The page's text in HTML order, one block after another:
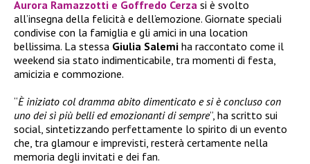
Aurora Ramazzotti e Goffredo Cerza si è svolto
all’insegna della felicità e dell’emozione. Giornate speciali
condivise con la famiglia e gli amici in una location
bellissima. La stessa Giulia Salemi ha raccontato come il
weekend sia stato indimenticabile, tra momenti di festa,
amicizia e commozione.
“È iniziato col dramma abito dimenticato e si è concluso con
uno dei sì più belli ed emozionanti di sempre”, ha scritto sui
social, sintetizzando perfettamente lo spirito di un evento
che, tra glamour e imprevisti, resterà certamente nella
memoria degli invitati e dei fan.